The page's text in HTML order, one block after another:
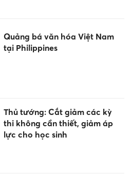
Quảng bá văn hóa Việt Nam
tại Philippines
Thủ tướng: Cắt giảm các kỳ
thi không cần thiết, giảm áp
lực cho học sinh